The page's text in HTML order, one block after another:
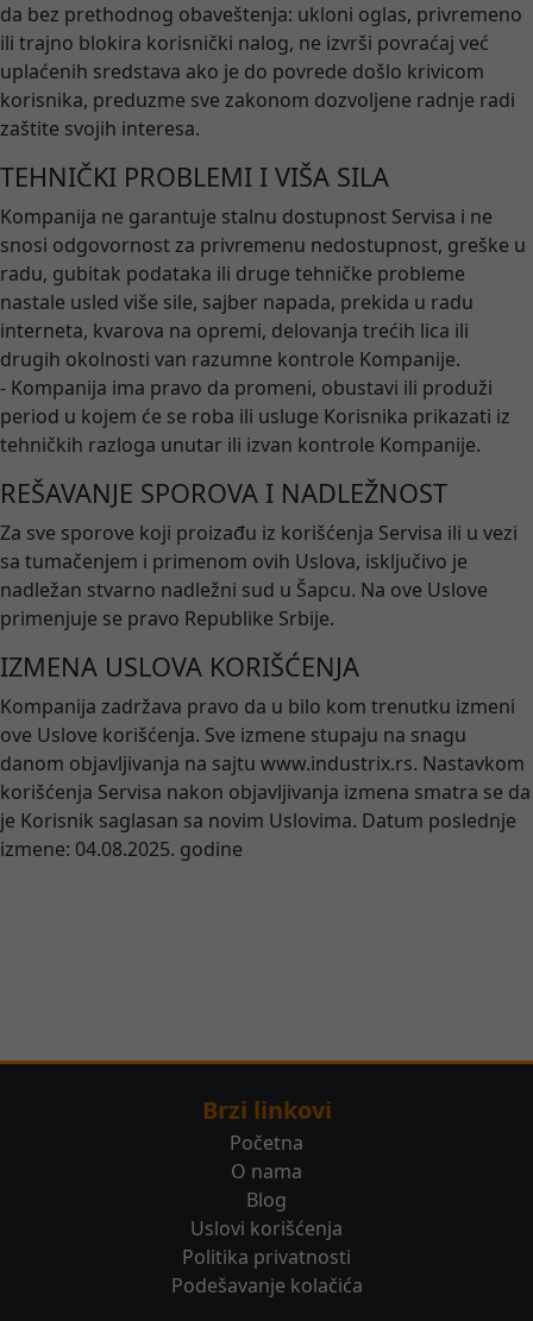
da bez prethodnog obaveštenja: ukloni oglas, privremeno
ili trajno blokira korisnički nalog, ne izvrši povraćaj već
uplaćenih sredstava ako je do povrede došlo krivicom
korisnika, preduzme sve zakonom dozvoljene radnje radi
zaštite svojih interesa.
TEHNIČKI PROBLEMI I VIŠA SILA
Kompanija ne garantuje stalnu dostupnost Servisa i ne
snosi odgovornost za privremenu nedostupnost, greške u
radu, gubitak podataka ili druge tehničke probleme
nastale usled više sile, sajber napada, prekida u radu
interneta, kvarova na opremi, delovanja trećih lica ili
drugih okolnosti van razumne kontrole Kompanije.
- Kompanija ima pravo da promeni, obustavi ili produži
period u kojem će se roba ili usluge Korisnika prikazati iz
tehničkih razloga unutar ili izvan kontrole Kompanije.
REŠAVANJE SPOROVA I NADLEŽNOST
Za sve sporove koji proizađu iz korišćenja Servisa ili u vezi
sa tumačenjem i primenom ovih Uslova, isključivo je
nadležan stvarno nadležni sud u Šapcu. Na ove Uslove
primenjuje se pravo Republike Srbije.
IZMENA USLOVA KORIŠĆENJA
Kompanija zadržava pravo da u bilo kom trenutku izmeni
ove Uslove korišćenja. Sve izmene stupaju na snagu
danom objavljivanja na sajtu www.industrix.rs. Nastavkom
korišćenja Servisa nakon objavljivanja izmena smatra se da
je Korisnik saglasan sa novim Uslovima. Datum poslednje
izmene: 04.08.2025. godine
Brzi linkovi
Početna
O nama
Blog
Uslovi korišćenja
Politika privatnosti
Podešavanje kolačića